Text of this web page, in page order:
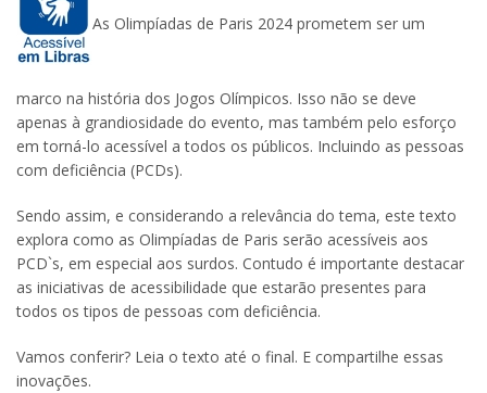
As Olimpíadas de Paris 2024 prometem ser um
marco na história dos Jogos Olímpicos. Isso não se deve
apenas à grandiosidade do evento, mas também pelo esforço
em torná-lo acessível a todos os públicos. Incluindo as pessoas
com deficiência (PCDs).
Sendo assim, e considerando a relevância do tema, este texto
explora como as Olimpíadas de Paris serão acessíveis aos
PCD`s, em especial aos surdos. Contudo é importante destacar
as iniciativas de acessibilidade que estarão presentes para
todos os tipos de pessoas com deficiência.
Vamos conferir? Leia o texto até o final. E compartilhe essas
inovações.